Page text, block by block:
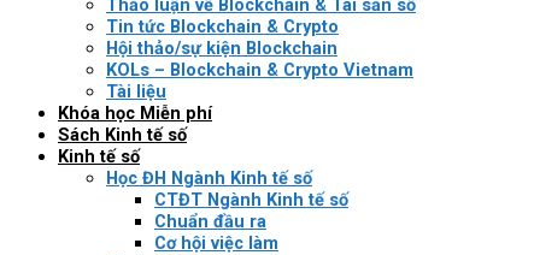
Thảo luận về Blockchain & Tài sản số
Tin tức Blockchain & Crypto
Hội thảo/sự kiện Blockchain
KOLs – Blockchain & Crypto Vietnam
Tài liệu
Khóa học Miễn phí
Sách Kinh tế số
Kinh tế số
Học ĐH Ngành Kinh tế số
CTĐT Ngành Kinh tế số
Chuẩn đầu ra
Cơ hội việc làm